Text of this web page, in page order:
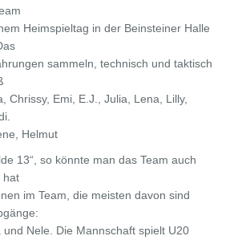
Heimspieltag in der Beinsteiner Halle
sammeln, technisch und taktisch
Chrissy, Emi, E.J., Julia, Lena, Lilly,
Helmut
13“, so könnte man das Team auch
hat
im Team, die meisten davon sind
Nele. Die Mannschaft spielt U20